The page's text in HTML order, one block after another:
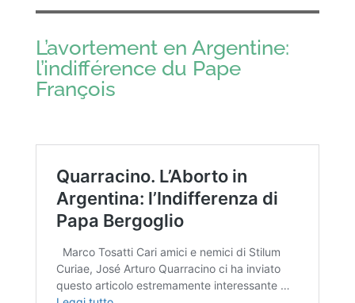
L’avortement en Argentine:
l’indifférence du Pape
François